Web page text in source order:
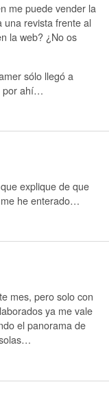
me puede vender la
una revista frente al
la web? ¿No os
sólo llegó a
por ahí…
explique de que
he enterado…
mes, pero solo con
ya me vale
el panorama de